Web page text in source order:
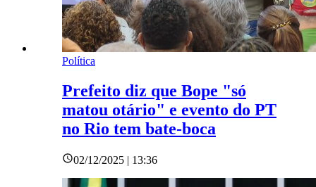
Política
Prefeito diz que Bope "só
matou otário" e evento do PT
no Rio tem bate-boca
02/12/2025 | 13:36